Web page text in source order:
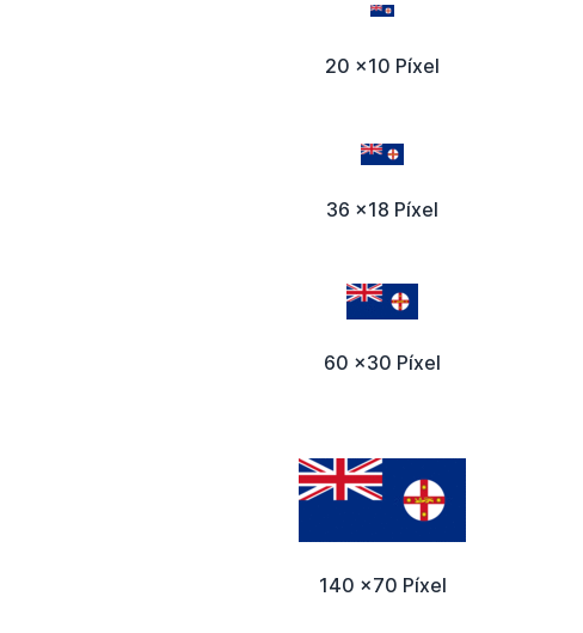
20 x10 Píxel
36 x18 Píxel
60 x30 Píxel
140 x70 Píxel